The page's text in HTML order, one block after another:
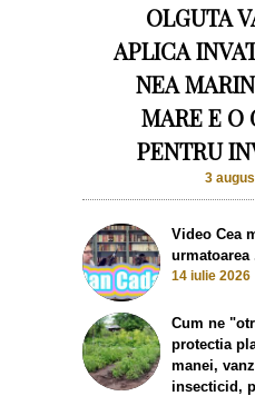
OLGUTA
APLICA
NEA
MARE E O
PENTRU
3
Video Cea
urmatoarea
14 iulie 2026
Cum ne
protectia
manei,
insecticid,